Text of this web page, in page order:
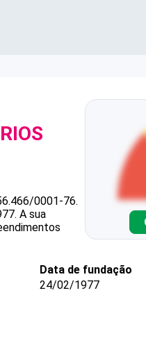
0001-76.
A sua
Data de fundação
24/02/1977